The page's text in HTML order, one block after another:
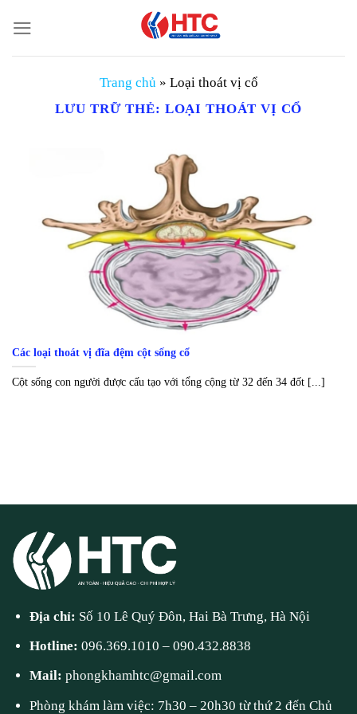
đến
nội
Trang chủ » Loại thoát vị cổ
LƯU TRỮ THẺ: LOẠI THOÁT VỊ CỔ
Các loại thoát vị đĩa đệm cột sống cổ
Cột sống con người được cấu tạo với tổng cộng từ 32 đến 34 đốt [...]
Địa chỉ: Số 10 Lê Quý Đôn, Hai Bà Trưng, Hà Nội
Hotline:096.369.1010 –090.432.8838
Mail:phongkhamhtc@gmail.com
Phòng khám làm việc: 7h30 – 20h30 từ thứ 2 đến Chủ